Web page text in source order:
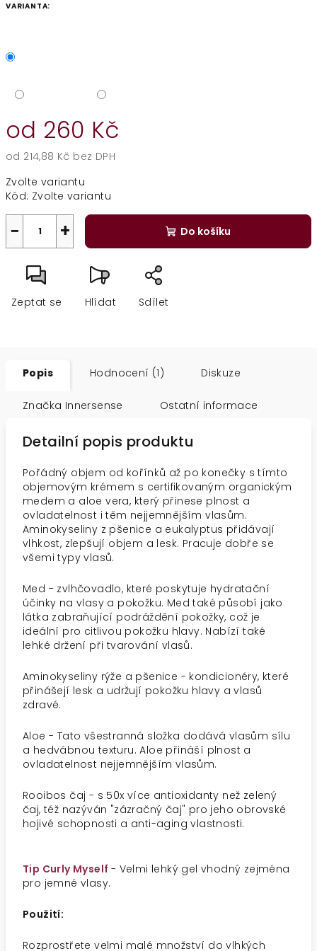
VARIANTA:
od 260 Kč
od 214,88 Kč bez DPH
cena:
Zvolte variantu
Kód: Zvolte variantu
+
− Do košíku
Zeptat se Hlídat Sdílet
Popis Hodnocení (1) Diskuze
Značka Innersense Ostatní informace
Detailní popis produktu
Pořádný objem od kořínků až po konečky s tímto
objemovým krémem s certifikovaným organickým
medem a aloe vera, který přinese plnost a
ovladatelnost i těm nejjemnějším vlasům.
Aminokyseliny z pšenice a eukalyptus přidávají
vlhkost, zlepšují objem a lesk. Pracuje dobře se
všemi typy vlasů.
Med - zvlhčovadlo, které poskytuje hydratační
účinky na vlasy a pokožku. Med také působí jako
látka zabraňující podráždění pokožky, což je
ideální pro citlivou pokožku hlavy. Nabízí také
lehké držení při tvarování vlasů.
Aminokyseliny rýže a pšenice - kondicionéry, které
přinášejí lesk a udržují pokožku hlavy a vlasů
zdravé.
Aloe - Tato všestranná složka dodává vlasům sílu
a hedvábnou texturu. Aloe přináší plnost a
ovladatelnost nejjemnějším vlasům.
Rooibos čaj - s 50x více antioxidanty než zelený
čaj, též nazýván "zázračný čaj" pro jeho obrovské
hojivé schopnosti a anti-aging vlastnosti.
Tip Curly Myself - Velmi lehký gel vhodný zejména
pro jemné vlasy.
Použití:
Rozprostřete velmi malé množství do vlhkých